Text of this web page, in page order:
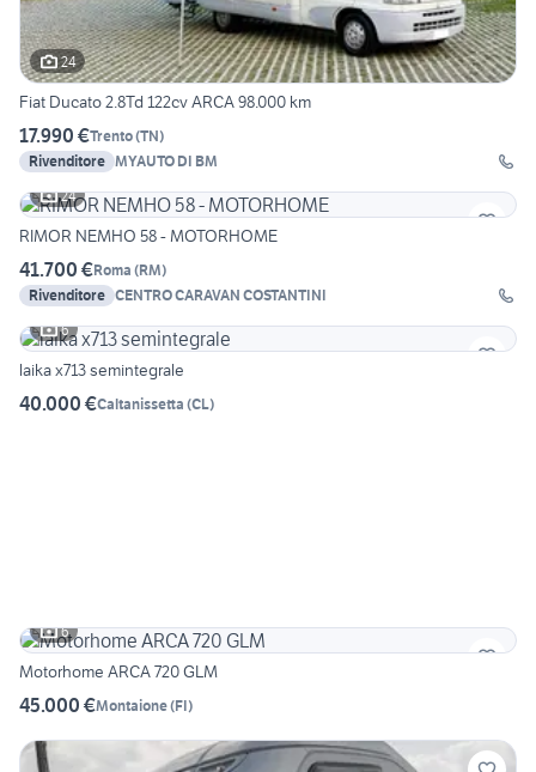
24
Fiat Ducato 2.8Td 122cv ARCA 98.000 km
17.990 €Trento(TN)
Rivenditore MYAUTO DI BM
24
RIMOR NEMHO 58 - MOTORHOME
41.700 €Roma (RM)
Rivenditore CENTRO CARAVAN COSTANTINI
6
laika x713 semintegrale
40.000 €Caltanissetta (CL)
6
Motorhome ARCA 720 GLM
45.000 €Montaione(FI)